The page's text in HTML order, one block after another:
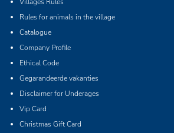
Rules for animals in the village
Catalogue
Company Profile
Ethical Code
Gegarandeerde vakanties
Disclaimer for Underages
Vip Card
Christmas Gift Card